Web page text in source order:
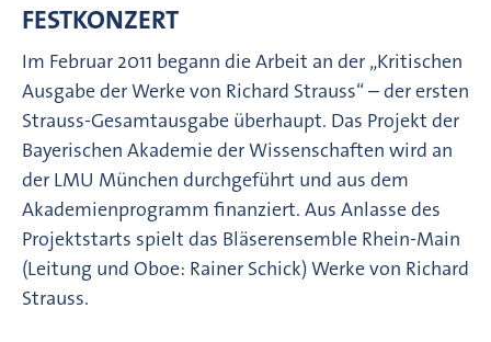
FESTKONZERT
Im Februar 2011 begann die Arbeit an der „Kritischen
Ausgabe der Werke von Richard Strauss“ – der ersten
Strauss-Gesamtausgabe überhaupt. Das Projekt der
Bayerischen Akademie der Wissenschaften wird an
der LMU München durchgeführt und aus dem
Akademienprogramm finanziert. Aus Anlasse des
Projektstarts spielt das Bläserensemble Rhein-Main
(Leitung und Oboe: Rainer Schick) Werke von Richard
Strauss.